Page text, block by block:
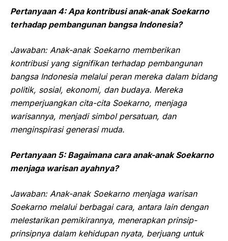
Pertanyaan 4: Apa kontribusi anak-anak Soekarno
terhadap pembangunan bangsa Indonesia?
Jawaban: Anak-anak Soekarno memberikan
kontribusi yang signifikan terhadap pembangunan
bangsa Indonesia melalui peran mereka dalam bidang
politik, sosial, ekonomi, dan budaya. Mereka
memperjuangkan cita-cita Soekarno, menjaga
warisannya, menjadi simbol persatuan, dan
menginspirasi generasi muda.
Pertanyaan 5: Bagaimana cara anak-anak Soekarno
menjaga warisan ayahnya?
Jawaban: Anak-anak Soekarno menjaga warisan
Soekarno melalui berbagai cara, antara lain dengan
melestarikan pemikirannya, menerapkan prinsip-
prinsipnya dalam kehidupan nyata, berjuang untuk